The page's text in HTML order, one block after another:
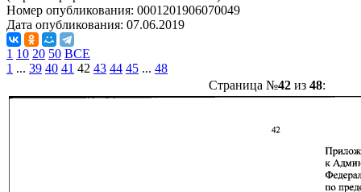
Номер опубликования: 0001201906070049
Дата опубликования: 07.06.2019
1 10 20 50 ВСЕ
1 ... 39 40 41 42 43 44 45 ... 48
Страница №42из 48: